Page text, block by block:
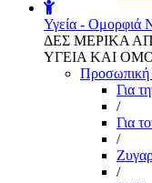
Υγεία - Ομορφιά
ΔΕΣ ΜΕΡΙΚΑ
ΥΓΕΙΑ ΚΑΙ
Προσωπική
Για
/
Για
/
/